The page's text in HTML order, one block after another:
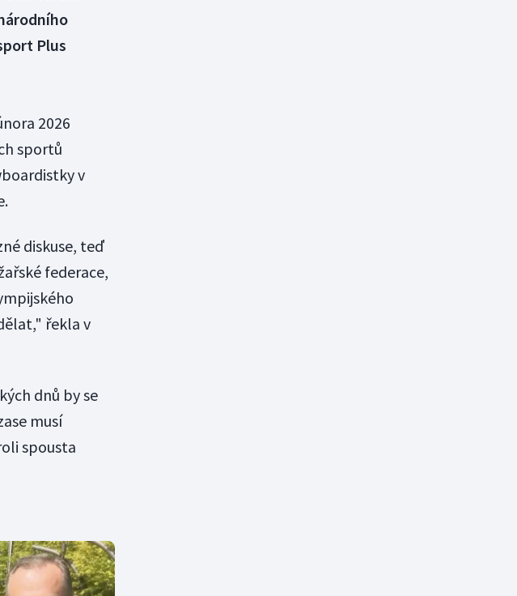
Plus
2026
sportů
v
diskuse, teď
federace,
řekla v
dnů by se
musí
spousta